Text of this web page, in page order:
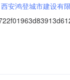
西安鸿登城市建设有
城市建设有限公